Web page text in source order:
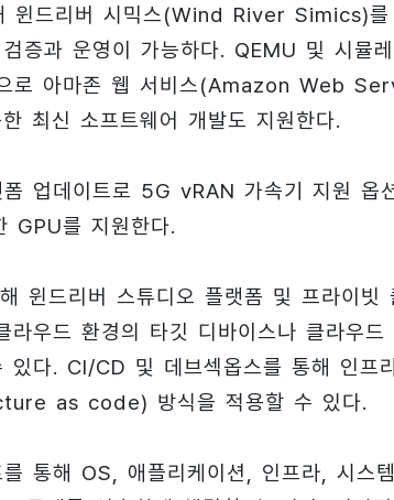
윈드리버 시믹스(Wind River Simics)를
증과 운영이 가능하다. QEMU 및 시뮬
로 아마존 웹 서비스(Amazon Web
신 소프트웨어 개발도 지원한다.
업데이트로 5G vRAN 가속기 지원
GPU를 지원한다.
윈드리버 스튜디오 플랫폼 및 프라이
우드 환경의 타깃 디바이스나 클라우드
있다. CI/CD 및 데브섹옵스를 통해 인프
as code) 방식을 적용할 수 있다.
통해 OS, 애플리케이션, 인프라, 시스